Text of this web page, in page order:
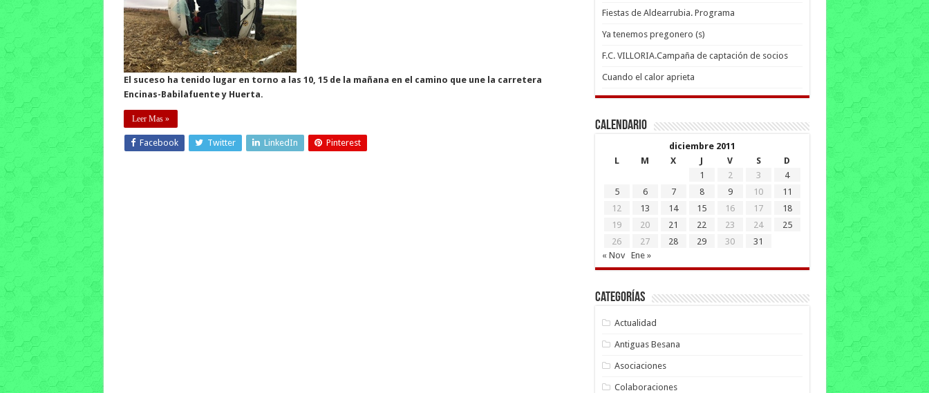
El suceso ha tenido lugar en torno a las 10, 15 de la mañana en el camino que une la carretera
Encinas-Babilafuente y Huerta.
Leer Mas »
Facebook Twitter LinkedIn Pinterest
Fiestas de Aldearrubia. Programa
Ya tenemos pregonero (s)
F.C. VILLORIA.Campaña de captación de socios
Cuando el calor aprieta
Calendario
diciembre 2011
L
M X J V S
D
1
2 3
4
5
6 7 8 9 10
11
12
13 14 15 16 17
18
19
20 21 22 23 24
25
26
27 28 29 30
31
« Nov
Ene »
Categorías
Actualidad
Antiguas Besana
Asociaciones
Colaboraciones